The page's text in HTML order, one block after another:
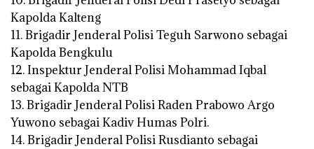
Kapolda Kalteng
11. Brigadir Jenderal Polisi Teguh Sarwono sebagai
Kapolda Bengkulu
12. Inspektur Jenderal Polisi Mohammad Iqbal
sebagai Kapolda NTB
13. Brigadir Jenderal Polisi Raden Prabowo Argo
Yuwono sebagai Kadiv Humas Polri.
14. Brigadir Jenderal Polisi Rusdianto sebagai